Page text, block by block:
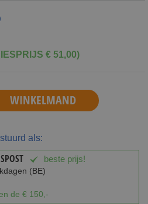
€ 51,00)
WINKELMAND
als:
beste prijs!
(BE)
de € 150,-